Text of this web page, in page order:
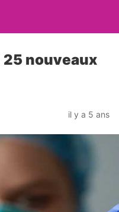
25 nouveaux
il y a 5 ans